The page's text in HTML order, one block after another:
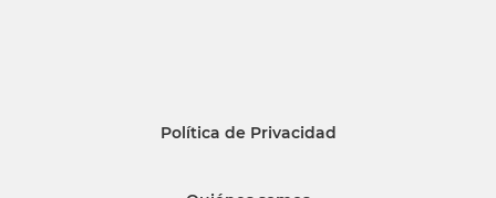
Política de Privacidad